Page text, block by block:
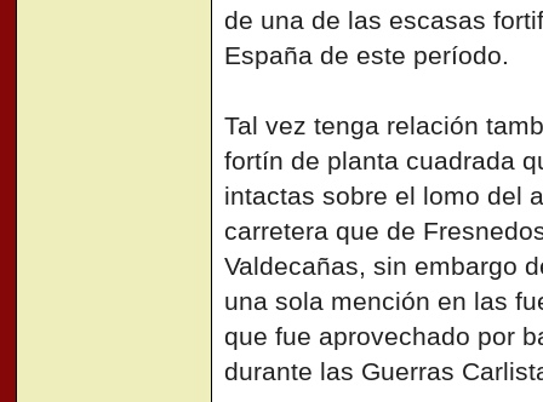
de una de las escasas
España de este período.
Tal vez tenga relación
fortín de planta cuadrada
intactas sobre el lomo del
carretera que de
Valdecañas, sin embargo
una sola mención en las
que fue aprovechado por
durante las Guerras